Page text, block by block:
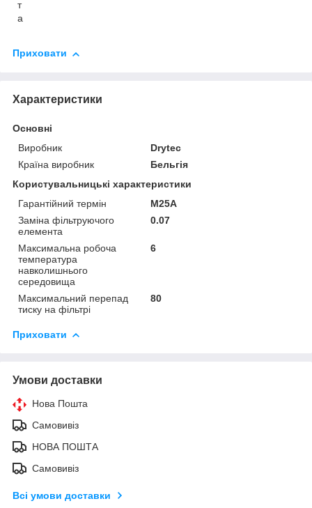
т
а
Приховати
Характеристики
Основні
Виробник
Drytec
Країна виробник
Бельгія
Користувальницькі характеристики
Гарантійний термін
M25A
Заміна фільтруючого
елемента
0.07
Максимальна робоча
температура
навколишнього
середовища
6
Максимальний перепад
тиску на фільтрі
80
Приховати
Умови доставки
Нова Пошта
Самовивіз
НОВА ПОШТА
Самовивіз
Всі умови доставки